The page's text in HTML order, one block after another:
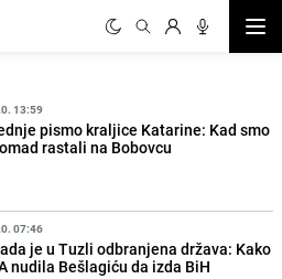
13:59
pismo kraljice Katarine: Kad smo
rastali na Bobovcu
07:46
je u Tuzli odbranjena država: Kako
nudila Bešlagiću da izda BiH